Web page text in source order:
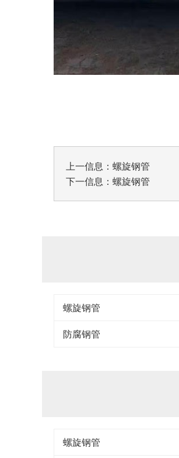
上一信息： 螺旋钢管
下一信息： 螺旋钢管
螺旋钢管
防腐钢管
螺旋钢管